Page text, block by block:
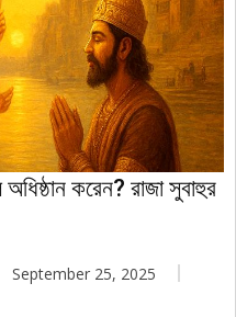
অধিষ্ঠান করেন? রাজা সুবাহুর
September 25, 2025